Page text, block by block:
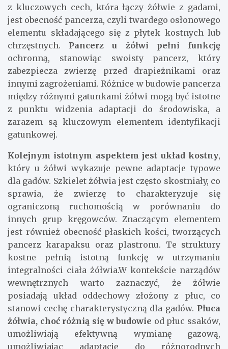
z kluczowych cech, która łączy żółwie z gadami,
jest obecność pancerza, czyli twardego osłonowego
elementu składającego się z płytek kostnych lub
chrzęstnych. Pancerz u żółwi pełni funkcję
ochronną, stanowiąc swoisty pancerz, który
zabezpiecza zwierzę przed drapieżnikami oraz
innymi zagrożeniami. Różnice w budowie pancerza
między różnymi gatunkami żółwi mogą być istotne
z punktu widzenia adaptacji do środowiska, a
zarazem są kluczowym elementem identyfikacji
gatunkowej.
Kolejnym istotnym aspektem jest układ kostny,
który u żółwi wykazuje pewne adaptacje typowe
dla gadów. Szkielet żółwia jest często skostniały, co
sprawia, że zwierzę to charakteryzuje się
ograniczoną ruchomością w porównaniu do
innych grup kręgowców. Znaczącym elementem
jest również obecność płaskich kości, tworzących
pancerz karapaksu oraz plastronu. Te struktury
kostne pełnią istotną funkcję w utrzymaniu
integralności ciała żółwia.W kontekście narządów
wewnętrznych warto zaznaczyć, że żółwie
posiadają układ oddechowy złożony z płuc, co
stanowi cechę charakterystyczną dla gadów. Płuca
żółwia, choć różnią się w budowie od płuc ssaków,
umożliwiają efektywną wymianę gazową,
umożliwiając adaptację do różnorodnych